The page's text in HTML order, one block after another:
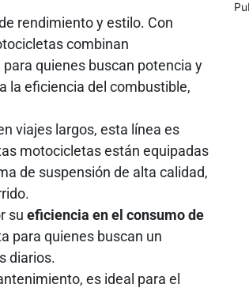
rendimiento y estilo. Con
combinan
quienes buscan potencia y
la eficiencia del combustible,
viajes largos, esta línea es
motocicletas están equipadas
de suspensión de alta calidad,
su eficiencia en el consumo de
para quienes buscan un
diarios.
es ideal para el